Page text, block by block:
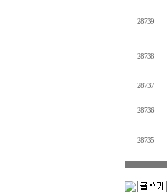
28739
28738
28737
28736
28735